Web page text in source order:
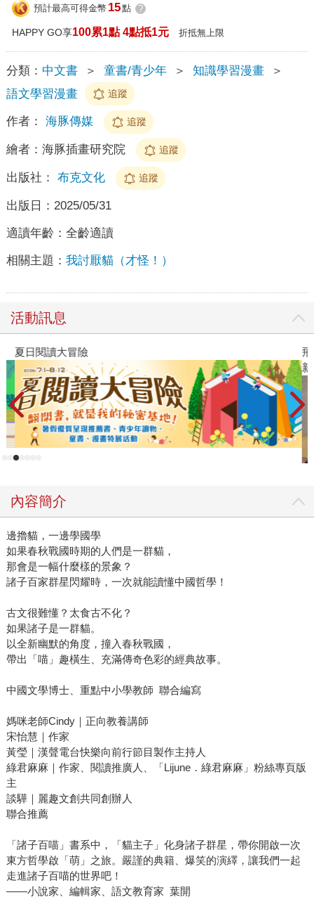
預計最高可得金幣 15點 ?
HAPPY GO享100累1點 4點抵1元 折抵無上限
分類： 中文書 ＞ 童書/青少年 ＞ 知識學習漫畫
＞
語文學習漫畫
追蹤
作者： 海豚傳媒 追蹤
繪者： 海豚插畫研究院 追蹤
出版社： 布克文化 追蹤
出版日： 2025/05/31
適讀年齡： 全齡適讀
相關主題： 我討厭貓（才怪！）
活動訊息
夏日閱讀大冒險
新
內容簡介
邊擼貓，一邊學國學
如果春秋戰國時期的人們是一群貓，
那會是一幅什麼樣的景象？
諸子百家群星閃耀時，一次就能讀懂中國哲學！
古文很難懂？太食古不化？
如果諸子是一群貓。
以全新幽默的角度，撞入春秋戰國，
帶出「喵」趣橫生、充滿傳奇色彩的經典故事。
中國文學博士、重點中小學教師 聯合編寫
媽咪老師Cindy｜正向教養講師
宋怡慧｜作家
黃瑩｜漢聲電台快樂向前行節目製作主持人
綠君麻麻｜作家、閱讀推廣人、「Lijune．綠君麻麻」粉絲專頁版
主
談驊｜麗趣文創共同創辦人
聯合推薦
「諸子百喵」書系中，「貓主子」化身諸子群星，帶你開啟一次
東方哲學啟「萌」之旅。嚴謹的典籍、爆笑的演繹，讓我們一起
走進諸子百喵的世界吧！
——小說家、編輯家、語文教育家 葉開